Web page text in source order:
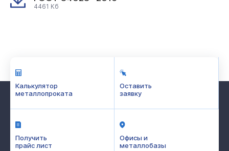
4461 Кб
Калькулятор
металлопроката
Оставить
заявку
Получить
прайс лист
Офисы и
металлобазы